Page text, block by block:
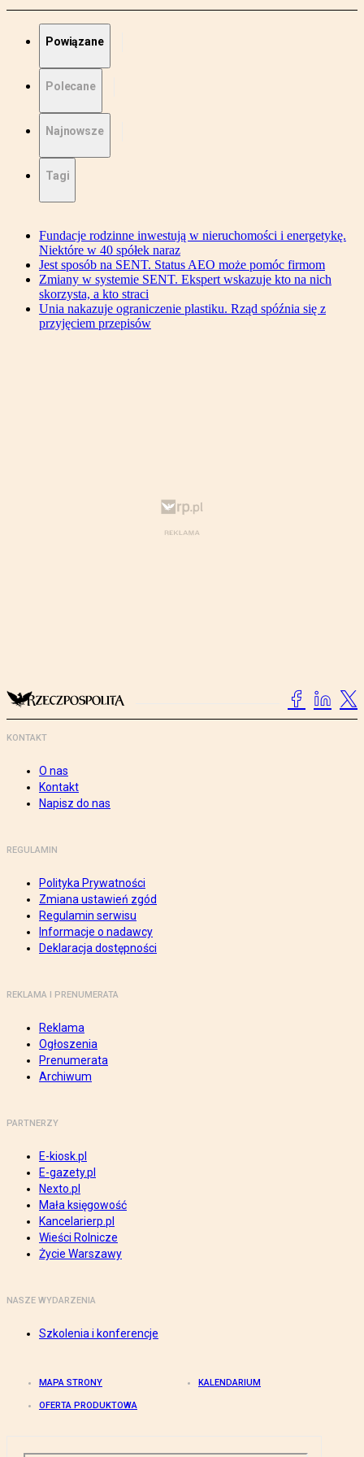
Powiązane
Polecane
Najnowsze
Tagi
Fundacje rodzinne inwestują w nieruchomości i energetykę.
Niektóre w 40 spółek naraz
Jest sposób na SENT. Status AEO może pomóc firmom
Zmiany w systemie SENT. Ekspert wskazuje kto na nich
skorzysta, a kto straci
Unia nakazuje ograniczenie plastiku. Rząd spóźnia się z
przyjęciem przepisów
KONTAKT
O nas
Kontakt
Napisz do nas
REGULAMIN
Polityka Prywatności
Zmiana ustawień zgód
Regulamin serwisu
Informacje o nadawcy
Deklaracja dostępności
REKLAMA I PRENUMERATA
Reklama
Ogłoszenia
Prenumerata
Archiwum
PARTNERZY
E-kiosk.pl
E-gazety.pl
Nexto.pl
Mała księgowość
Kancelarierp.pl
Wieści Rolnicze
Życie Warszawy
NASZE WYDARZENIA
Szkolenia i konferencje
MAPA STRONY KALENDARIUM
OFERTA PRODUKTOWA